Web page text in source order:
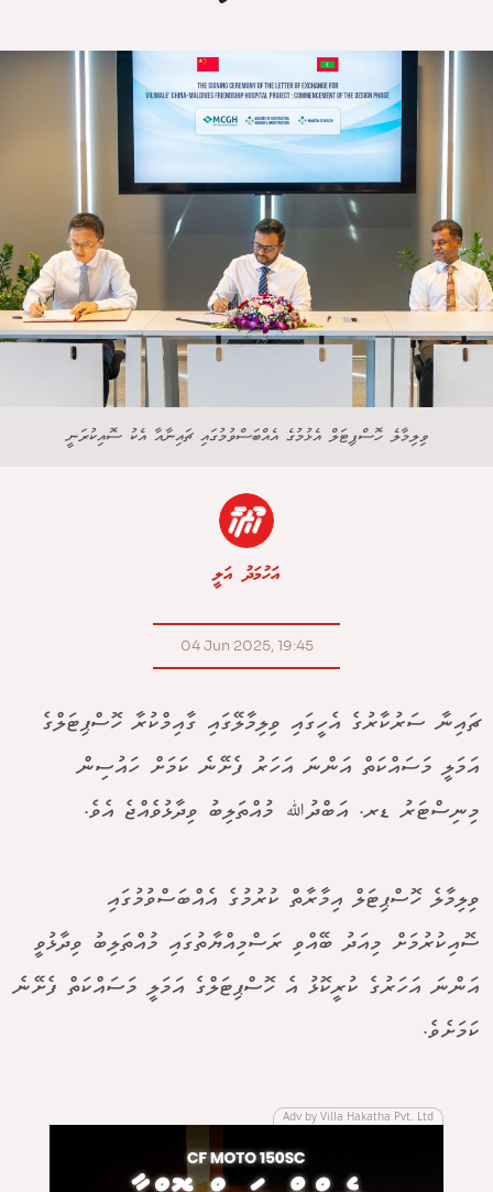
ވިލިމާލެ ހޮސްޕިޓަލް އެޅުމުގެ އެއްބަސްވުމުގައި ޗައިނާއާ އެކު ސޮއިކުރަނީ
އަހުމަދު އަލީ
04 Jun 2025, 19:45
ޗައިނާ ސަރުކާރުގެ އެހީގައި ވިލިމާލޭގައި ގާއިމްކުރާ ހޮސްޕިޓަލްގެ
އަމަލީ މަސައްކަތް އަންނަ އަހަރު ފެށޭނެ ކަމަށް ހައުސިން
މިނިސްޓަރު ޑރ. އަބްދުﷲ މުއްތަލިބު ވިދާޅުވެއްޖެ އެވެ.
ވިލިމާލެ ހޮސްޕިޓަލް އިމާރާތް ކުރުމުގެ އެއްބަސްވުމުގައި
ސޮއިކުރުމަށް މިއަދު ބޭއްވި ރަސްމިއްޔާތުގައި މުއްތަލިބު ވިދާޅުވީ
އަންނަ އަހަރުގެ ކުރީކޮޅު އެ ހޮސްޕިޓަލްގެ އަމަލީ މަސައްކަތް ފެށޭނެ
ކަމަށެވެ.
Adv by Villa Hakatha Pvt. Ltd